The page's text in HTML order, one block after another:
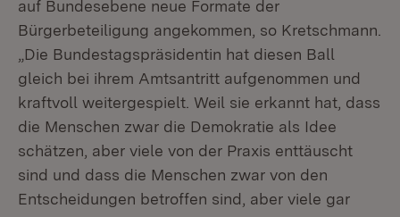
auf Bundesebene neue Formate der
Bürgerbeteiligung angekommen, so Kretschmann.
„Die Bundestagspräsidentin hat diesen Ball
gleich bei ihrem Amtsantritt aufgenommen und
kraftvoll weitergespielt. Weil sie erkannt hat, dass
die Menschen zwar die Demokratie als Idee
schätzen, aber viele von der Praxis enttäuscht
sind und dass die Menschen zwar von den
Entscheidungen betroffen sind, aber viele gar